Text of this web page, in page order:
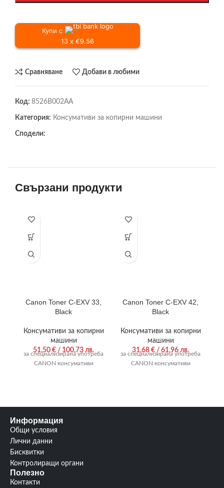
Купи с
13 x €9.56
Сравняване Добави в любими
Код: 8526B002AA
Категория: Консумативи за копирни машини
Сподели:
Свързани продукти
Canon Toner C-EXV 33,
Black
Консумативи за копирни
машини
51,50 € / 100,73 лв.
за специализирана употреба
CANON консумативи
Canon Toner C-EXV 42,
Black
Консумативи за копирни
машини
31,68 € / 61,96 лв.
за специализирана употреба
CANON консумативи
Информация
Общи условия
Лични данни
Бисквитки
Контролиращи органи
Полезно
Контакти